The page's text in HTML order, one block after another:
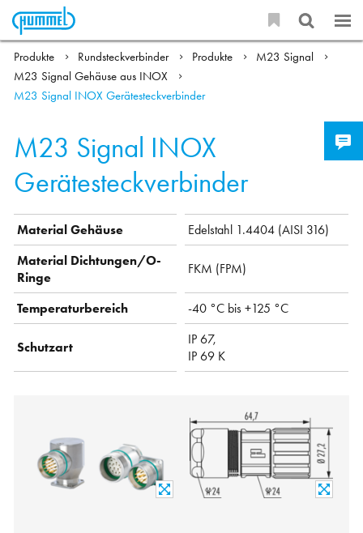
Produkte Rundsteckverbinder Produkte
M23 Signal
M23 Signal Gehäuse aus INOX
M23 Signal INOX Gerätesteckverbinder
M23 Signal INOX
Gerätesteckverbinder
Material Gehäuse
Edelstahl 1.4404 (AISI 316)
Material Dichtungen/O-
Ringe
FKM (FPM)
Temperaturbereich -40 °C bis +125 °C
Schutzart
IP 67,
IP 69 K